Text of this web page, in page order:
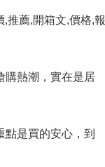
,推薦,開箱文,價格,報
購熱潮， 實在是居
點是買的安心，到